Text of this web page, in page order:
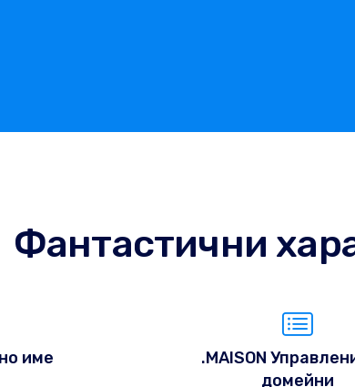
Фантастични
име
.MAISON
домейни